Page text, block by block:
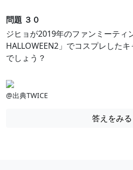
問題 ３０
ジヒョが2019年のファンミーティ
HALLOWEEN2」でコスプレした
でしょう？
@出典TWICE
答えをみる